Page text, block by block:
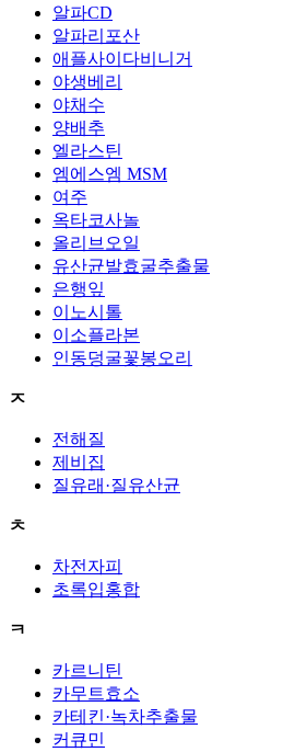
알파CD
알파리포산
애플사이다비니거
야생베리
야채수
양배추
엘라스틴
엠에스엠 MSM
여주
옥타코사놀
올리브오일
유산균발효굴추출물
은행잎
이노시톨
이소플라본
인동덩굴꽃봉오리
ㅈ
전해질
제비집
질유래·질유산균
ㅊ
차전자피
초록입홍합
ㅋ
카르니틴
카무트효소
카테킨·녹차추출물
커큐민